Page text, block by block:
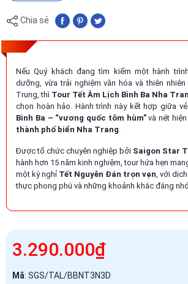
Chia sẻ
Nếu Quý khách đang tìm kiếm một hành
dưỡng, vừa trải nghiệm văn hóa và thiên
Trung, thì Tour Tết Âm Lịch Bình Ba Nha
chọn hoàn hảo. Hành trình này kết hợp giữa
Bình Ba – “vương quốc tôm hùm”và nét
thành phố biển Nha Trang
Được tổ chức chuyên nghiệp bởi Saigon Star
hành hơn 15 năm kinh nghiệm, tour hứa hẹn
một kỳ nghỉ Tết Nguyên Đán trọn vẹn , với
thực phong phú và những khoảnh khắc đáng
3.290.000₫
Mã: SGS/TAL/BBNT3N3D